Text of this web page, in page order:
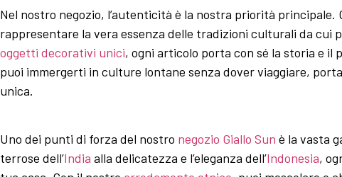
Nel nostro negozio, l’autenticità è la nostra priorità
rappresentare la vera essenza delle tradizioni culturali da cui
oggetti decorativi unici, ogni articolo porta con sé la storia e
puoi immergerti in culture lontane senza dover viaggiare,
unica.
Uno dei punti di forza del nostro negozio Giallo Sun è la vasta
terrose dell’India alla delicatezza e l’eleganza dell’Indonesia,